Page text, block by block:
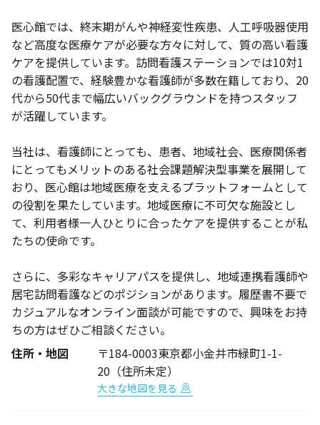
医心館では、終末期がんや神経変性疾患、人工呼吸器使用
など高度な医療ケアが必要な方々に対して、質の高い看護
ケアを提供しています。訪問看護ステーションでは10対1
の看護配置で、経験豊かな看護師が多数在籍しており、20
代から50代まで幅広いバックグラウンドを持つスタッフ
が活躍しています。
当社は、看護師にとっても、患者、地域社会、医療関係者
にとってもメリットのある社会課題解決型事業を展開して
おり、医心館は地域医療を支えるプラットフォームとして
の役割を果たしています。地域医療に不可欠な施設とし
て、利用者様一人ひとりに合ったケアを提供することが私
たちの使命です。
さらに、多彩なキャリアパスを提供し、地域連携看護師や
居宅訪問看護などのポジションがあります。履歴書不要で
カジュアルなオンライン面談が可能ですので、興味をお持
ちの方はぜひご相談ください。
住所・地図
〒184-0003東京都小金井市緑町1-1-
20（住所未定）
大きな地図を見る